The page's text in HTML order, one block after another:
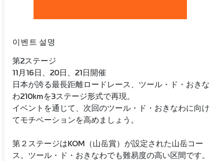
이벤트 설명
第2ステージ
11月16日、20日、21日開催
日本が誇る最長距離ロードレース、ツール・ド・おきな
わ210kmを3ステージ形式で再現。
イベントを通じて、次回のツール・ド・おきなわに向け
てモチベーションを高めましょう。
第２ステージはKOM（山岳賞）が設定された山岳コー
ス。ツール・ド・おきなわでも難易度の高い区間です。